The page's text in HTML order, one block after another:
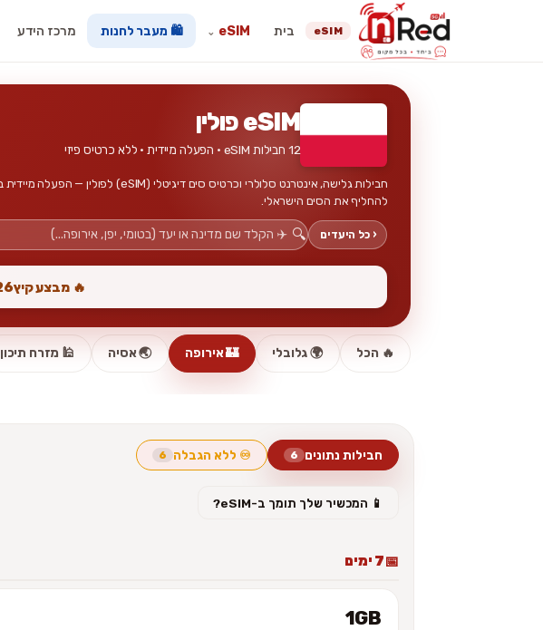
eSIM בית eSIM
⌄ 🛍️ מעבר לחנות מרכז הידע
eSIM פולין
12 חבילות eSIM · הפעלה מיידית · ללא כרטיס פיזי
להחליף את הסים הישראלי.
‹ כל היעדים 🔍
🔥 מבצע קיץ2026 —
🔥 הכל 🌍 גלובלי 🏰 אירופה 🌏 אסיה 🕌 מזרח תיכון
חבילות נתונים 6 ♾️ ללא הגבלה 6
📱 המכשיר שלך תומך ב-eSIM?
7 ימים
1GB